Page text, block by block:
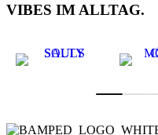
VIBES IM ALLTAG.